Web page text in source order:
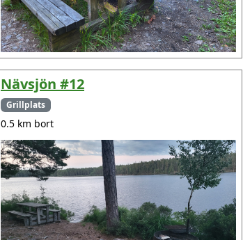
Nävsjön #12
Grillplats
0.5 km bort